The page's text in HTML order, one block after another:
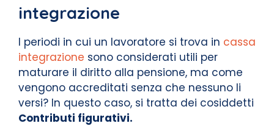
integrazione
I periodi in cui un lavoratore si trova in cassa
integrazione sono considerati utili per
maturare il diritto alla pensione, ma come
vengono accreditati senza che nessuno li
versi? In questo caso, si tratta dei cosiddetti
Contributi figurativi.